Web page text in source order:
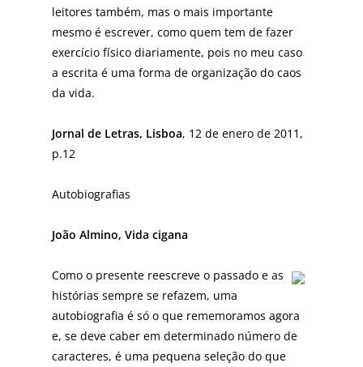
leitores também, mas o mais importante
mesmo é escrever, como quem tem de fazer
exercício físico diariamente, pois no meu caso
a escrita é uma forma de organização do caos
da vida.
Jornal de Letras, Lisboa, 12 de enero de 2011,
p.12
Autobiografias
João Almino, Vida cigana
Como o presente reescreve o passado e as
histórias sempre se refazem, uma
autobiografia é só o que rememoramos agora
e, se deve caber em determinado número de
caracteres, é uma pequena seleção do que